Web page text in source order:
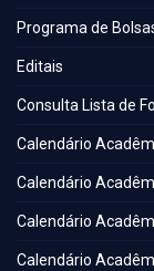
Programa de
Editais
Consulta Lista de
Calendário
Calendário
Calendário
Calendário